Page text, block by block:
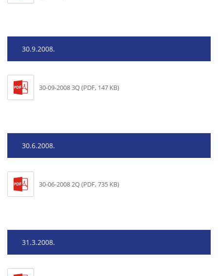
30.9.2008.
30-09-2008 3Q (PDF, 147 KB)
30.6.2008.
30-06-2008 2Q (PDF, 735 KB)
31.3.2008.